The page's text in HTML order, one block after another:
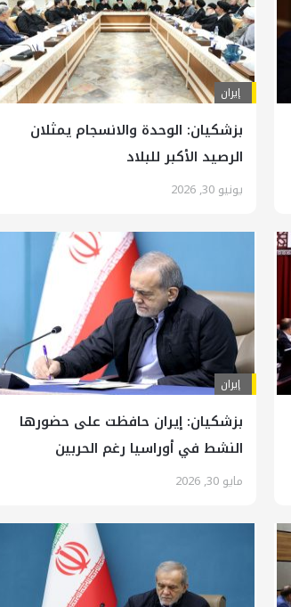
إيران
بزشکیان: الوحدة والانسجام يمثلان
الرصيد الأكبر للبلاد
يونيو 30, 2026
إيران
بزشكيان: إيران حافظت على حضورها
النشط في أوراسيا رغم الحربين
المفروضتين الاخيرتين
مايو 30, 2026